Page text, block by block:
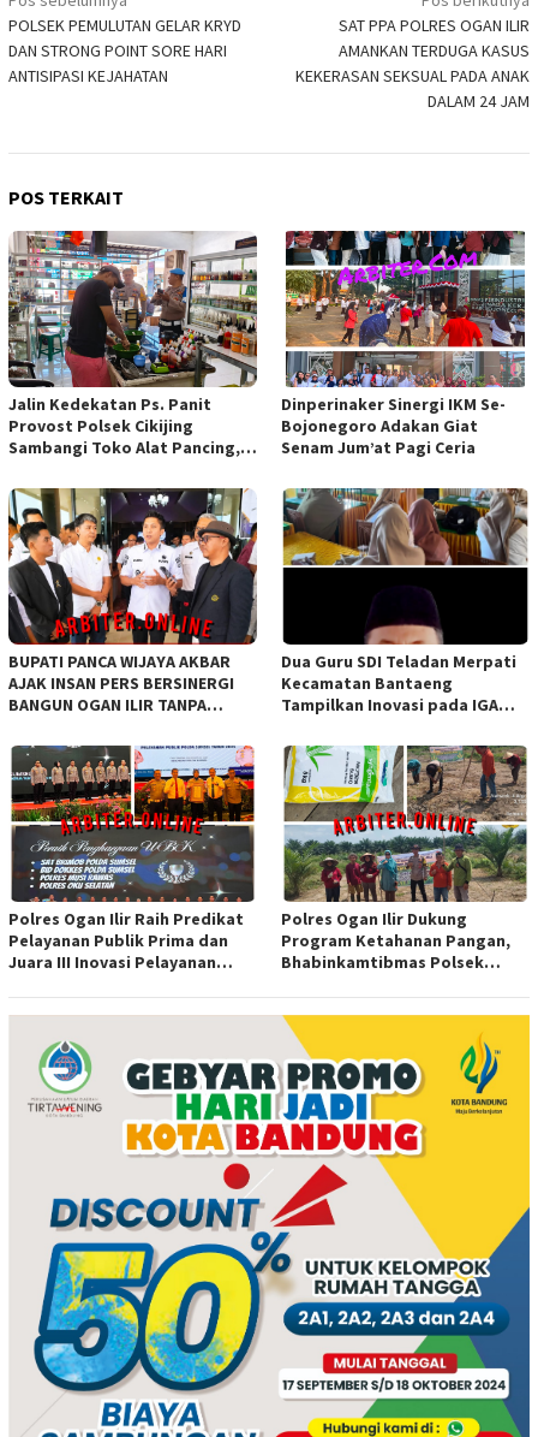
pos
POLSEK PEMULUTAN GELAR KRYD
DAN STRONG POINT SORE HARI
ANTISIPASI KEJAHATAN
SAT PPA POLRES OGAN ILIR
AMANKAN TERDUGA KASUS
KEKERASAN SEKSUAL PADA ANAK
DALAM 24 JAM
POS TERKAIT
Jalin Kedekatan Ps. Panit
Provost Polsek Cikijing
Sambangi Toko Alat Pancing,
Kamtibmas
Dinperinaker Sinergi IKM Se-
Bojonegoro Adakan Giat
Senam Jum’at Pagi Ceria
BUPATI PANCA WIJAYA AKBAR
AJAK INSAN PERS BERSINERGI
BANGUN OGAN ILIR TANPA
Dua Guru SDI Teladan Merpati
Kecamatan Bantaeng
Tampilkan Inovasi pada IGA
Sulawesi
Polres Ogan Ilir Raih Predikat
Pelayanan Publik Prima dan
Juara III Inovasi Pelayanan
Polres Ogan Ilir Dukung
Program Ketahanan Pangan,
Bhabinkamtibmas Polsek
Jagung Pipil di Desa Sungai
Rambutan